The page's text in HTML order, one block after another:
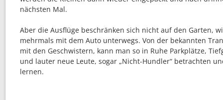
nächsten Mal.
Aber die Ausflüge beschränken sich nicht auf den Garten,
mehrmals mit dem Auto unterwegs. Von der bekannten
mit den Geschwistern, kann man so in Ruhe Parkplätze,
und lauter neue Leute, sogar „Nicht-Hundler“ betrachten
lernen.